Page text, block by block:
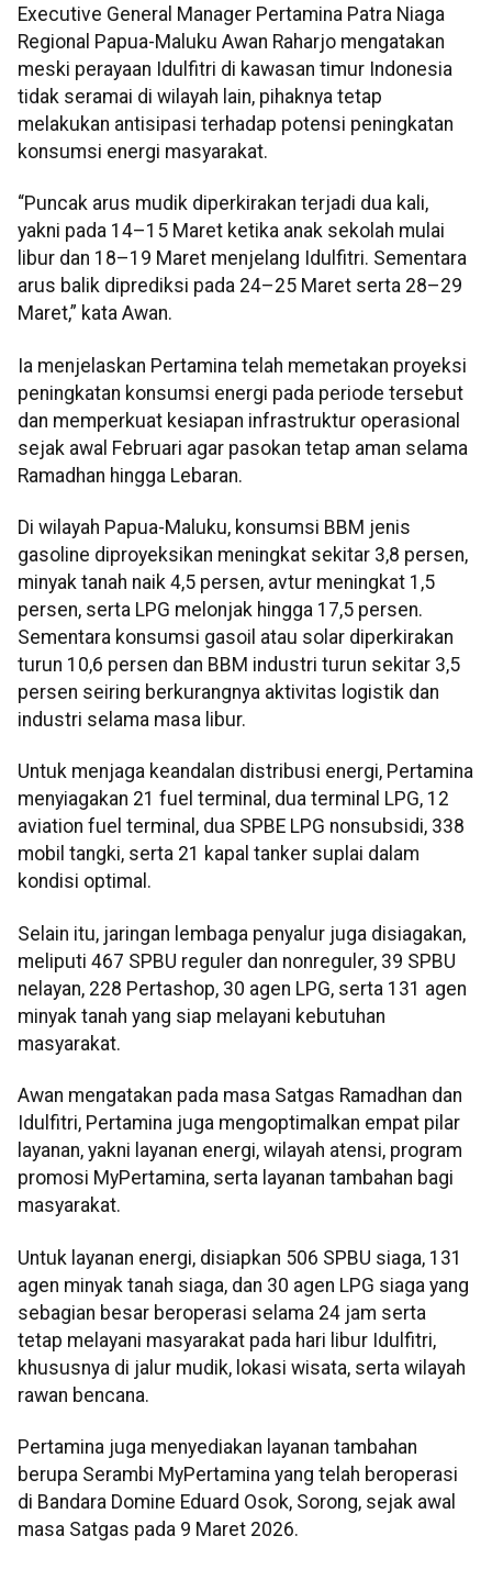
Executive General Manager Pertamina Patra Niaga
Regional Papua-Maluku Awan Raharjo mengatakan
meski perayaan Idulfitri di kawasan timur Indonesia
tidak seramai di wilayah lain, pihaknya tetap
melakukan antisipasi terhadap potensi peningkatan
konsumsi energi masyarakat.
“Puncak arus mudik diperkirakan terjadi dua kali,
yakni pada 14–15 Maret ketika anak sekolah mulai
libur dan 18–19 Maret menjelang Idulfitri. Sementara
arus balik diprediksi pada 24–25 Maret serta 28–29
Maret,” kata Awan.
Ia menjelaskan Pertamina telah memetakan proyeksi
peningkatan konsumsi energi pada periode tersebut
dan memperkuat kesiapan infrastruktur operasional
sejak awal Februari agar pasokan tetap aman selama
Ramadhan hingga Lebaran.
Di wilayah Papua-Maluku, konsumsi BBM jenis
gasoline diproyeksikan meningkat sekitar 3,8 persen,
minyak tanah naik 4,5 persen, avtur meningkat 1,5
persen, serta LPG melonjak hingga 17,5 persen.
Sementara konsumsi gasoil atau solar diperkirakan
turun 10,6 persen dan BBM industri turun sekitar 3,5
persen seiring berkurangnya aktivitas logistik dan
industri selama masa libur.
Untuk menjaga keandalan distribusi energi, Pertamina
menyiagakan 21 fuel terminal, dua terminal LPG, 12
aviation fuel terminal, dua SPBE LPG nonsubsidi, 338
mobil tangki, serta 21 kapal tanker suplai dalam
kondisi optimal.
Selain itu, jaringan lembaga penyalur juga disiagakan,
meliputi 467 SPBU reguler dan nonreguler, 39 SPBU
nelayan, 228 Pertashop, 30 agen LPG, serta 131 agen
minyak tanah yang siap melayani kebutuhan
masyarakat.
Awan mengatakan pada masa Satgas Ramadhan dan
Idulfitri, Pertamina juga mengoptimalkan empat pilar
layanan, yakni layanan energi, wilayah atensi, program
promosi MyPertamina, serta layanan tambahan bagi
masyarakat.
Untuk layanan energi, disiapkan 506 SPBU siaga, 131
agen minyak tanah siaga, dan 30 agen LPG siaga yang
sebagian besar beroperasi selama 24 jam serta
tetap melayani masyarakat pada hari libur Idulfitri,
khususnya di jalur mudik, lokasi wisata, serta wilayah
rawan bencana.
Pertamina juga menyediakan layanan tambahan
berupa Serambi MyPertamina yang telah beroperasi
di Bandara Domine Eduard Osok, Sorong, sejak awal
masa Satgas pada 9 Maret 2026.